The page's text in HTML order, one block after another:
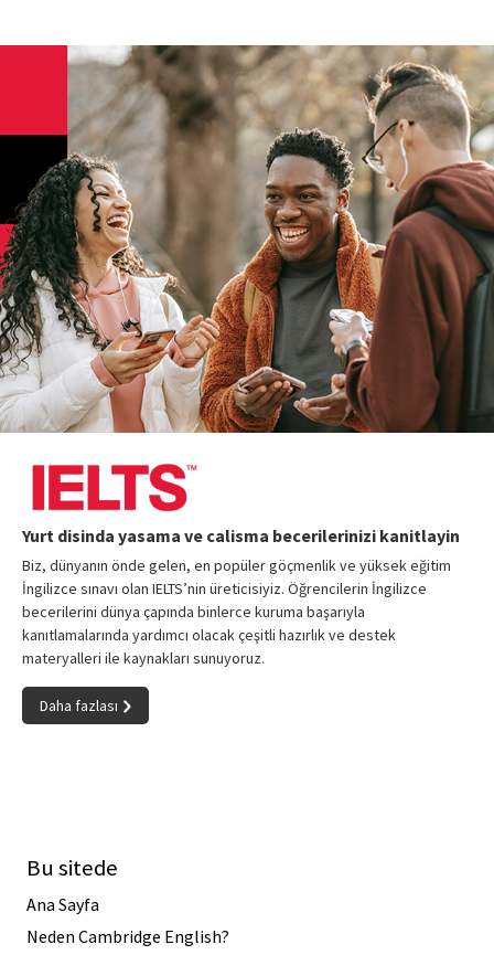
Yurt disinda yasama ve calisma becerilerinizi kanitlayin
Biz, dünyanın önde gelen, en popüler göçmenlik ve yüksek eğitim
İngilizce sınavı olan IELTS’nin üreticisiyiz. Öğrencilerin İngilizce
becerilerini dünya çapında binlerce kuruma başarıyla
kanıtlamalarında yardımcı olacak çeşitli hazırlık ve destek
materyalleri ile kaynakları sunuyoruz.
Daha fazlası
Bu sitede
Ana Sayfa
Neden Cambridge English?